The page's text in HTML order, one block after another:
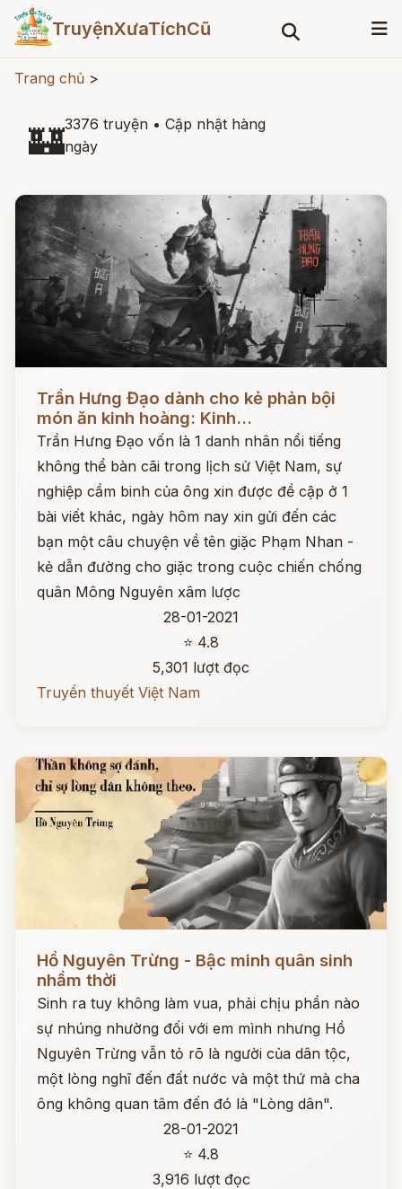
TruyệnXưaTíchCũ
Trang chủ >
🏰3376 truyện • Cập nhật hàng
ngày
Đọc ngay
Trần Hưng Đạo dành cho kẻ phản bội
món ăn kinh hoàng: Kinh...
Trần Hưng Đạo vốn là 1 danh nhân nổi tiếng
không thể bàn cãi trong lịch sử Việt Nam, sự
nghiệp cầm binh của ông xin được đề cập ở 1
bài viết khác, ngày hôm nay xin gửi đến các
bạn một câu chuyện về tên giặc Phạm Nhan -
kẻ dẫn đường cho giặc trong cuộc chiến chống
quân Mông Nguyên xâm lược
28-01-2021
⭐ 4.8
5,301 lượt đọc
Truyền thuyết Việt Nam
Đọc ngay
Hồ Nguyên Trừng - Bậc minh quân sinh
nhầm thời
Sinh ra tuy không làm vua, phải chịu phần nào
sự nhúng nhường đối với em mình nhưng Hồ
Nguyên Trừng vẫn tỏ rõ là người của dân tộc,
một lòng nghĩ đến đất nước và một thứ mà cha
ông không quan tâm đến đó là "Lòng dân".
28-01-2021
⭐ 4.8
3,916 lượt đọc